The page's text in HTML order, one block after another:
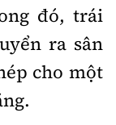
đó, trái
ra sân
cho một